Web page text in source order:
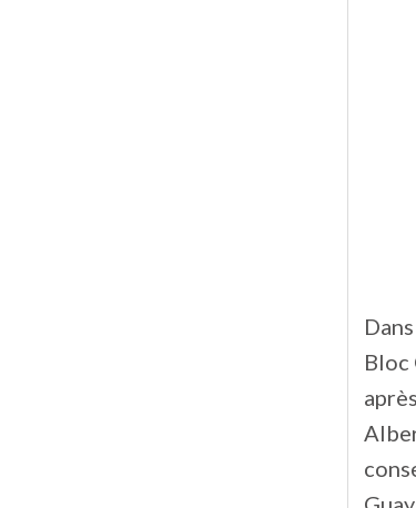
Bloc